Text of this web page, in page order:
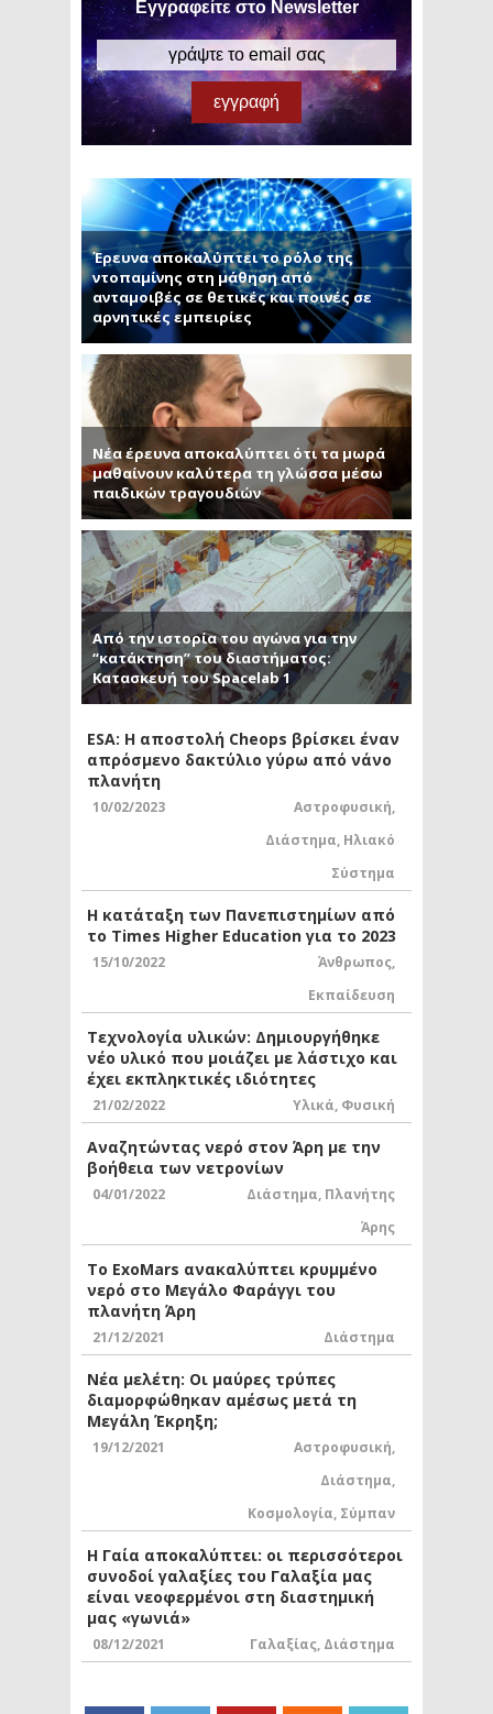
Εγγραφείτε στο Newsletter
Έρευνα αποκαλύπτει το ρόλο της
ντοπαμίνης στη μάθηση από
ανταμοιβές σε θετικές και ποινές σε
αρνητικές εμπειρίες
Νέα έρευνα αποκαλύπτει ότι τα μωρά
μαθαίνουν καλύτερα τη γλώσσα μέσω
παιδικών τραγουδιών
Από την ιστορία του αγώνα για την
“κατάκτηση” του διαστήματος:
Κατασκευή του Spacelab 1
ESA: Η αποστολή Cheops βρίσκει έναν
απρόσμενο δακτύλιο γύρω από νάνο
πλανήτη
10/02/2023 Αστροφυσική,
Διάστημα, Ηλιακό
Σύστημα
Η κατάταξη των Πανεπιστημίων από
το Times Higher Education για το 2023
15/10/2022 Άνθρωπος,
Εκπαίδευση
Τεχνολογία υλικών: Δημιουργήθηκε
νέο υλικό που μοιάζει με λάστιχο και
έχει εκπληκτικές ιδιότητες
21/02/2022 Υλικά, Φυσική
Αναζητώντας νερό στον Άρη με την
βοήθεια των νετρονίων
04/01/2022 Διάστημα, Πλανήτης
Άρης
Το ExoMars ανακαλύπτει κρυμμένο
νερό στο Μεγάλο Φαράγγι του
πλανήτη Άρη
21/12/2021 Διάστημα
Νέα μελέτη: Οι μαύρες τρύπες
διαμορφώθηκαν αμέσως μετά τη
Μεγάλη Έκρηξη;
19/12/2021 Αστροφυσική,
Διάστημα,
Κοσμολογία, Σύμπαν
Η Γαία αποκαλύπτει: οι περισσότεροι
συνοδοί γαλαξίες του Γαλαξία μας
είναι νεοφερμένοι στη διαστημική
μας «γωνιά»
08/12/2021 Γαλαξίας, Διάστημα